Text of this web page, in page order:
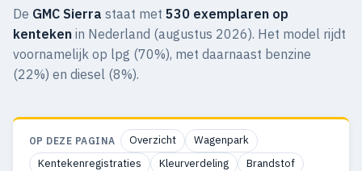
De GMC Sierra staat met 530 exemplaren op
kenteken in Nederland (augustus 2026). Het model rijdt
voornamelijk op lpg (70%), met daarnaast benzine
(22%) en diesel (8%).
OP DEZE PAGINA Overzicht
Wagenpark
Kentekenregistraties
Kleurverdeling
Brandstof